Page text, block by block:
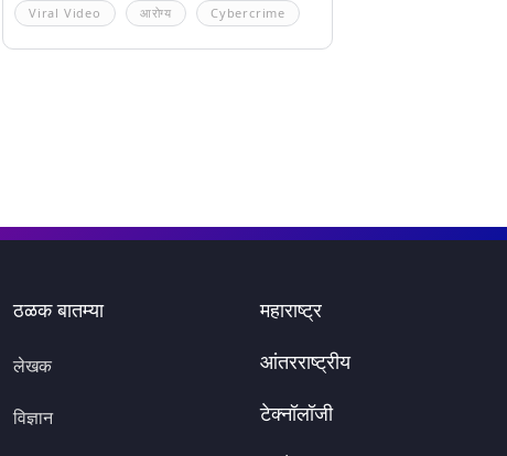
Viral Video आरोग्य Cybercrime
ठळक बातम्या
लेखक
विज्ञान
महाराष्ट्र
आंतरराष्ट्रीय
टेक्नॉलॉजी